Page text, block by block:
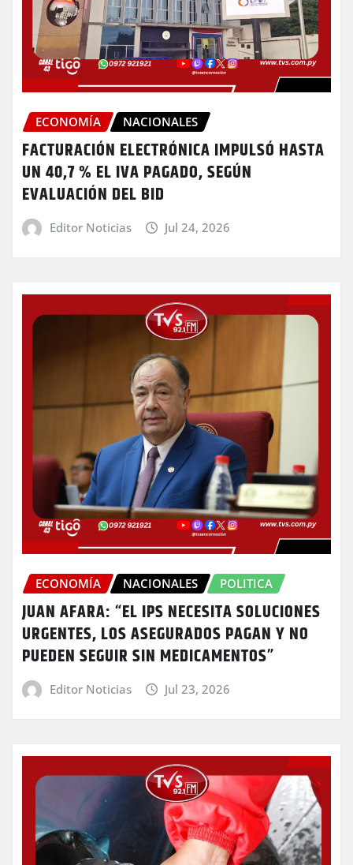
ECONOMÍA NACIONALES
FACTURACIÓN ELECTRÓNICA IMPULSÓ HASTA
UN 40,7 % EL IVA PAGADO, SEGÚN
EVALUACIÓN DEL BID
Editor Noticias Jul 24, 2026
ECONOMÍA NACIONALES POLITICA
JUAN AFARA: “EL IPS NECESITA SOLUCIONES
URGENTES, LOS ASEGURADOS PAGAN Y NO
PUEDEN SEGUIR SIN MEDICAMENTOS”
Editor Noticias Jul 23, 2026